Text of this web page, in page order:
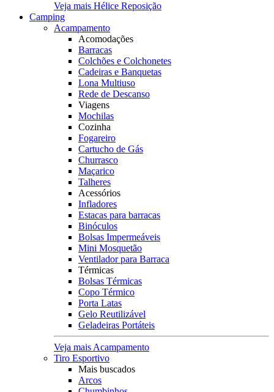
Veja mais Hélice Reposição
Camping
Acampamento
Acomodações
Barracas
Colchões e Colchonetes
Cadeiras e Banquetas
Lona Multiuso
Rede de Descanso
Viagens
Mochilas
Cozinha
Fogareiro
Cartucho de Gás
Churrasco
Maçarico
Talheres
Acessórios
Infladores
Estacas para barracas
Binóculos
Bolsas Impermeáveis
Mini Mosquetão
Ventilador para Barraca
Térmicas
Bolsas Térmicas
Copo Térmico
Porta Latas
Gelo Reutilizável
Geladeiras Portáteis
Veja mais Acampamento
Tiro Esportivo
Mais buscados
Arcos